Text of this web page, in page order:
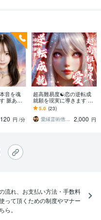
音を魂
脈あり
・本気
120 円 /分
超高難易度☯恋の逆転成
就願を現実に導きます 脈
なし、復縁、音信不通、
年の差、恋するあなたの
最終手段
5.0 (23)
愛縁霊術僧 レイト 恋愛専門
2,000 円
流れ、お支払い方法・手数料
って頂くための制度やマナー
。